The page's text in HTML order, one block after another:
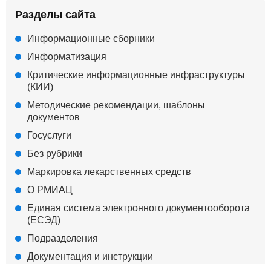
Разделы сайта
Информационные сборники
Информатизация
Критические информационные инфраструктуры
(КИИ)
Методические рекомендации, шаблоны
документов
Госуслуги
Без рубрики
Маркировка лекарственных средств
О РМИАЦ
Единая система электронного документооборота
(ЕСЭД)
Подразделения
Документация и инструкции